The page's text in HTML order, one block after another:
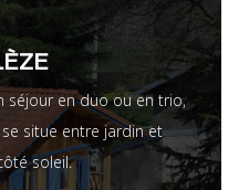
séjour en duo ou en trio,
situe entre jardin et
soleil.